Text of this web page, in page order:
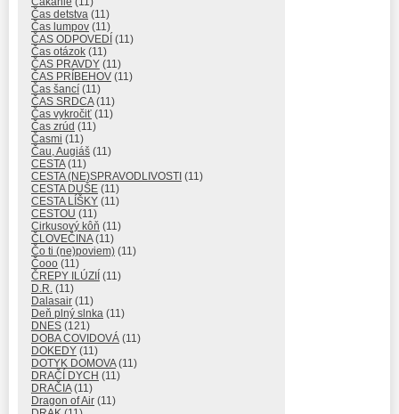
Čas detstva (11)
Čas lumpov (11)
ČAS ODPOVEDÍ (11)
Čas otázok (11)
ČAS PRAVDY (11)
ČAS PRÍBEHOV (11)
Čas šancí (11)
ČAS SRDCA(11)
Čas vykročiť (11)
Čas zrúd (11)
Časmi (11)
Čau, Augiáš (11)
CESTA(11)
CESTA (NE)SPRAVODLIVOSTI (11)
CESTA DUŠE (11)
CESTA LÍŠKY (11)
CESTOU (11)
Cirkusový kôň (11)
ČLOVEČINA(11)
Čo ti (ne)poviem) (11)
Čooo (11)
ČREPY ILÚZIÍ (11)
D.R. (11)
Dalasair (11)
Deň plný slnka (11)
DNES (121)
DOBA COVIDOVÁ (11)
DOKEDY (11)
DOTYK DOMOVA(11)
DRAČÍ DYCH (11)
DRAČIA(11)
Dragon of Air (11)